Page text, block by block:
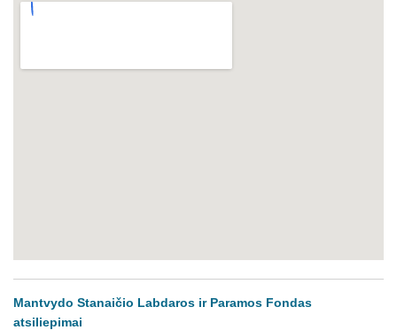
Mantvydo Stanaičio Labdaros ir Paramos Fondas
atsiliepimai